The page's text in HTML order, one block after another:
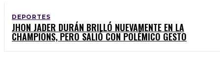
DEPORTES
JHON JADER DURÁN BRILLÓ NUEVAMENTE EN LA
CHAMPIONS, PERO SALIÓ CON POLÉMICO GESTO